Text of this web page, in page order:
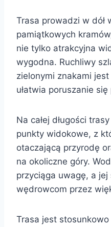
Trasa prowadzi w dół
pamiątkowych
nie tylko atrakcyjna
wygodna. Ruchliwy
zielonymi znakami
ułatwia poruszanie się
Na całej długości
punkty widokowe, z
otaczającą przyrodę
na okoliczne góry.
przyciąga uwagę, a
wędrowcom przez
Trasa jest